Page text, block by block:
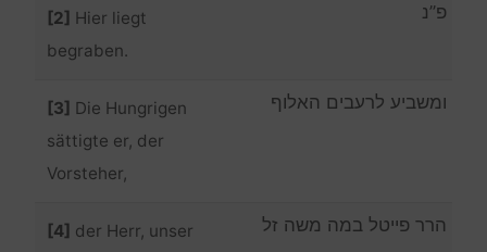
[2] Hier liegt
begraben.
פ”נ
[3] Die Hungrigen
sättigte er, der
Vorsteher,
ומשביע לרעבים האלוף
[4] der Herr, unser
הרר פייטל במה משה זל